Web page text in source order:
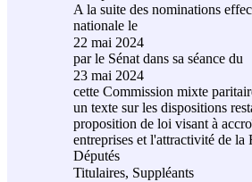
A la suite des nominations
nationale le
22 mai 2024
par le Sénat dans sa séance du
23 mai 2024
cette Commission mixte
un texte sur les dispositions
proposition de loi visant à
entreprises et l'attractivité de la
Députés
Titulaires, Suppléants